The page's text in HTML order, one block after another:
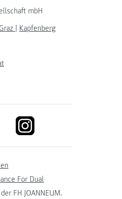
mbH
Graz
Kapfenberg
link to instagram
For Dual
FH JOANNEUM.